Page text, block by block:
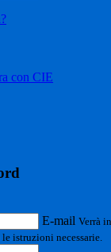
con CIE
E-mail Verrà
istruzioni necessarie.